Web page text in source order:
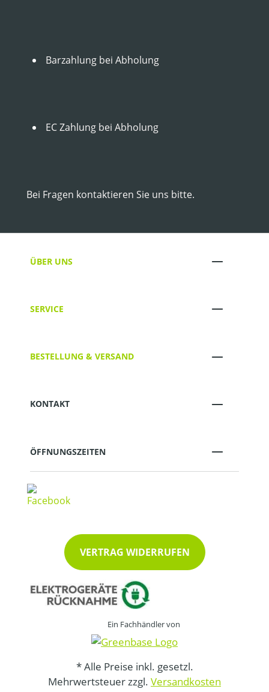
Barzahlung bei Abholung
EC Zahlung bei Abholung
Bei Fragen kontaktieren Sie uns bitte.
ÜBER UNS
SERVICE
BESTELLUNG & VERSAND
KONTAKT
ÖFFNUNGSZEITEN
VERTRAG WIDERRUFEN
Ein Fachhändler von
* Alle Preise inkl. gesetzl.
Mehrwertsteuer zzgl. Versandkosten